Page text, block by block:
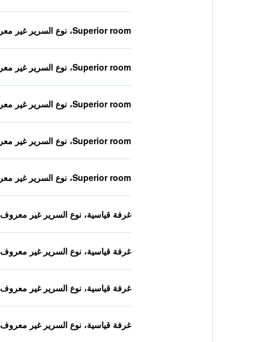
Superior room، نوع السرير غير معروف
Superior room، نوع السرير غير معروف
Superior room، نوع السرير غير معروف
Superior room، نوع السرير غير معروف
Superior room، نوع السرير غير معروف
غرفة قياسية، نوع السرير غير معروف
غرفة قياسية، نوع السرير غير معروف
غرفة قياسية، نوع السرير غير معروف
غرفة قياسية، نوع السرير غير معروف